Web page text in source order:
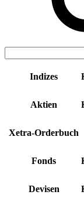
Indizes
Aktien
Xetra-Orderbuch
Fonds
Devisen